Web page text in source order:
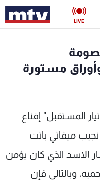
LIVE
مستورة
المستقبل" إقناع
ميقاتي باتت
الاسد الذي كان يؤمن
وبالتالي فإن